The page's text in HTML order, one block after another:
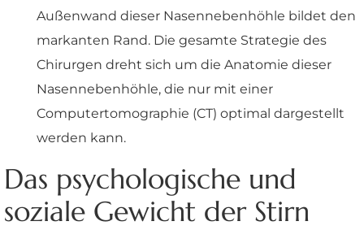
Außenwand dieser Nasennebenhöhle bildet den
markanten Rand. Die gesamte Strategie des
Chirurgen dreht sich um die Anatomie dieser
Nasennebenhöhle, die nur mit einer
Computertomographie (CT) optimal dargestellt
werden kann.
Das psychologische und
soziale Gewicht der Stirn